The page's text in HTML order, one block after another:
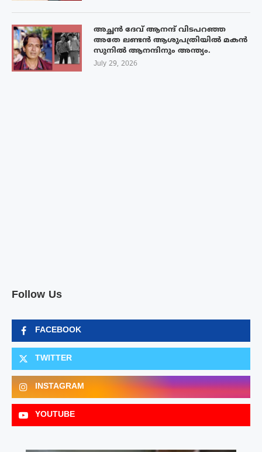
അച്ഛൻ ദേവ് ആനന്ദ് വിടപറഞ്ഞ
അതേ ലണ്ടൻ ആശുപത്രിയിൽ മകൻ
സുനിൽ ആനന്ദിനും അന്ത്യം.
July 29, 2026
Follow Us
FACEBOOK
TWITTER
INSTAGRAM
YOUTUBE